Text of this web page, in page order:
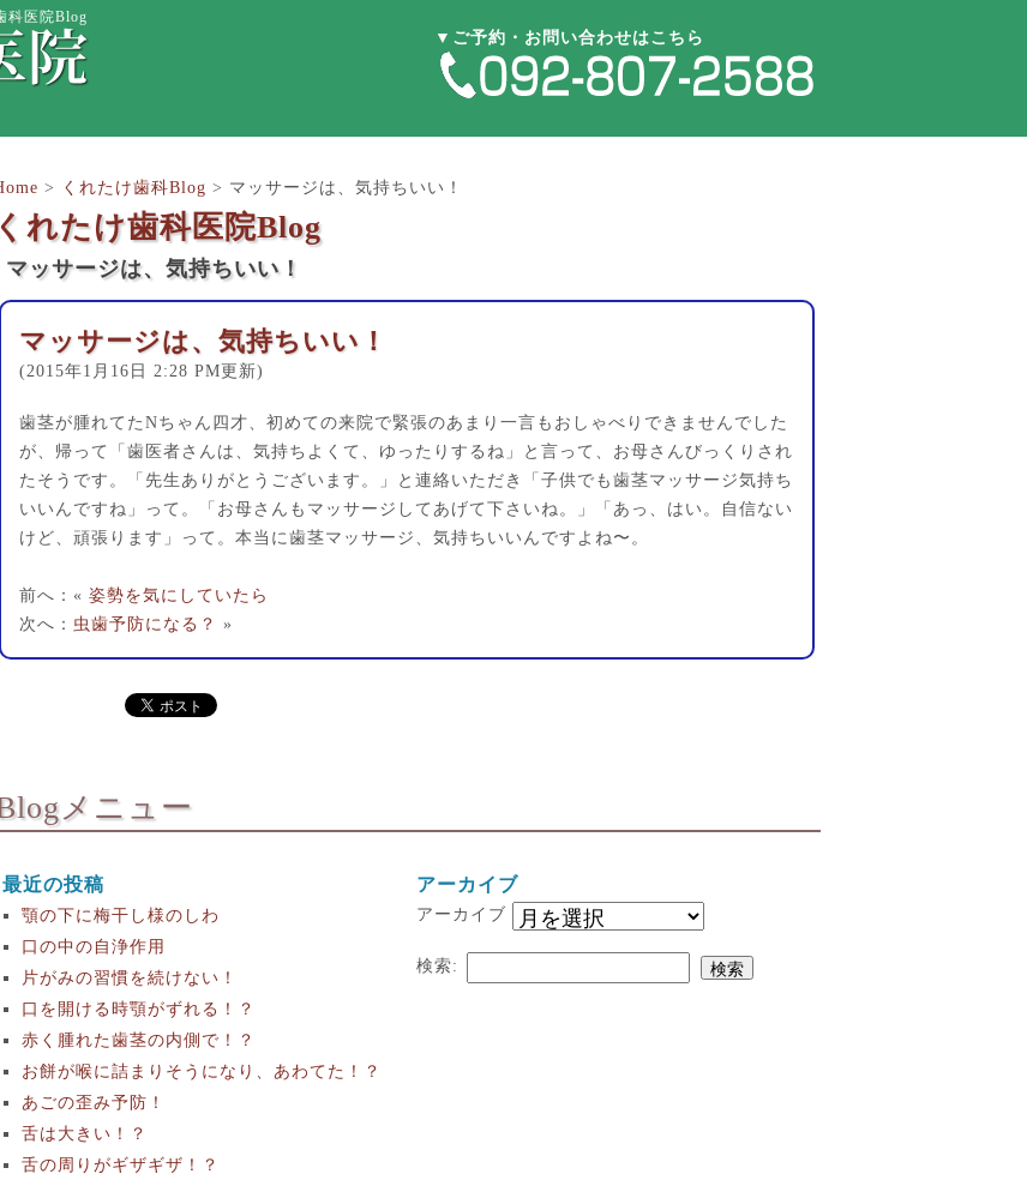
科医院Blog
▼ご予約・お問い合わせはこちら
> くれたけ歯科Blog > マッサージは、気持ちいい！
くれたけ歯科医院Blog
マッサージは、気持ちいい！
マッサージは、気持ちいい！
(2015年1月16日 2:28 PM更新)
歯茎が腫れてたNちゃん四才、初めての来院で緊張のあまり一言もおしゃべりできませんでした
が、帰って「歯医者さんは、気持ちよくて、ゆったりするね」と言って、お母さんびっくりされ
たそうです。「先生ありがとうございます。」と連絡いただき「子供でも歯茎マッサージ気持ち
いいんですね」って。「お母さんもマッサージしてあげて下さいね。」「あっ、はい。自信ない
けど、頑張ります」って。本当に歯茎マッサージ、気持ちいいんですよね〜。
前へ：« 姿勢を気にしていたら
次へ： 虫歯予防になる？ »
メニュー
最近の投稿
顎の下に梅干し様のしわ
口の中の自浄作用
片がみの習慣を続けない！
口を開ける時顎がずれる！？
赤く腫れた歯茎の内側で！？
お餅が喉に詰まりそうになり、あわてた！？
あごの歪み予防！
舌は大きい！？
舌の周りがギザギザ！？
アーカイブ
アーカイブ
検索: